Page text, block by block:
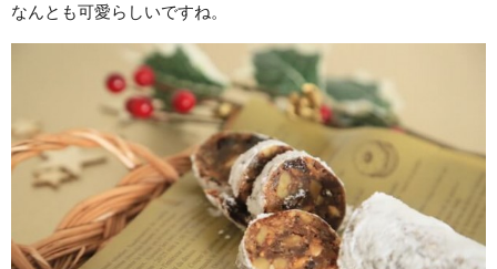
なんとも可愛らしいですね。